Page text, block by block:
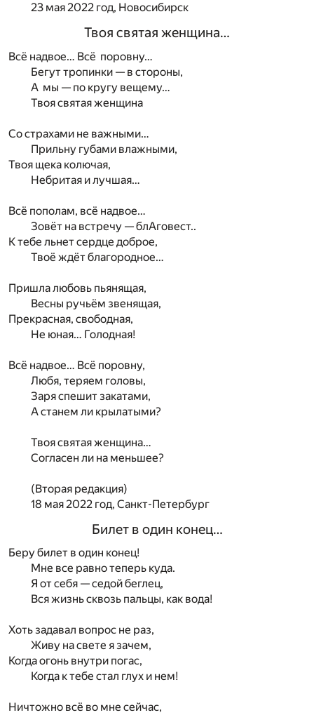
23 мая 2022 год, Новосибирск
Твоя святая женщина…
Всё надвое… Всё поровну…
Бегут тропинки — в стороны,
А мы — по кругу вещему…
Твоя святая женщина
Со страхами не важными…
Прильну губами влажными,
Твоя щека колючая,
Небритая и лучшая…
Всё пополам, всё надвое…
Зовёт на встречу — блАговест..
К тебе льнет сердце доброе,
Твоё ждёт благородное…
Пришла любовь пьянящая,
Весны ручьём звенящая,
Прекрасная, свободная,
Не юная… Голодная!
Всё надвое… Всё поровну,
Любя, теряем головы,
Заря спешит закатами,
А станем ли крылатыми?
Твоя святая женщина…
Согласен ли на меньшее?
(Вторая редакция)
18 мая 2022 год, Санкт-Петербург
Билет в один конец…
Беру билет в один конец!
Мне все равно теперь куда.
Я от себя — седой беглец,
Вся жизнь сквозь пальцы, как вода!
Хоть задавал вопрос не раз,
Живу на свете я зачем,
Когда огонь внутри погас,
Когда к тебе стал глух и нем!
Ничтожно всё во мне сейчас,